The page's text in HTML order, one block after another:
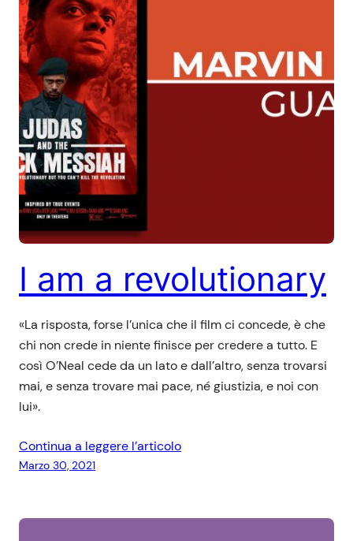
I am a revolutionary
«La risposta, forse l’unica che il film ci concede, è che
chi non crede in niente finisce per credere a tutto. E
così O’Neal cede da un lato e dall’altro, senza trovarsi
mai, e senza trovare mai pace, né giustizia, e noi con
lui».
Continua a leggere l’articolo
Marzo 30, 2021